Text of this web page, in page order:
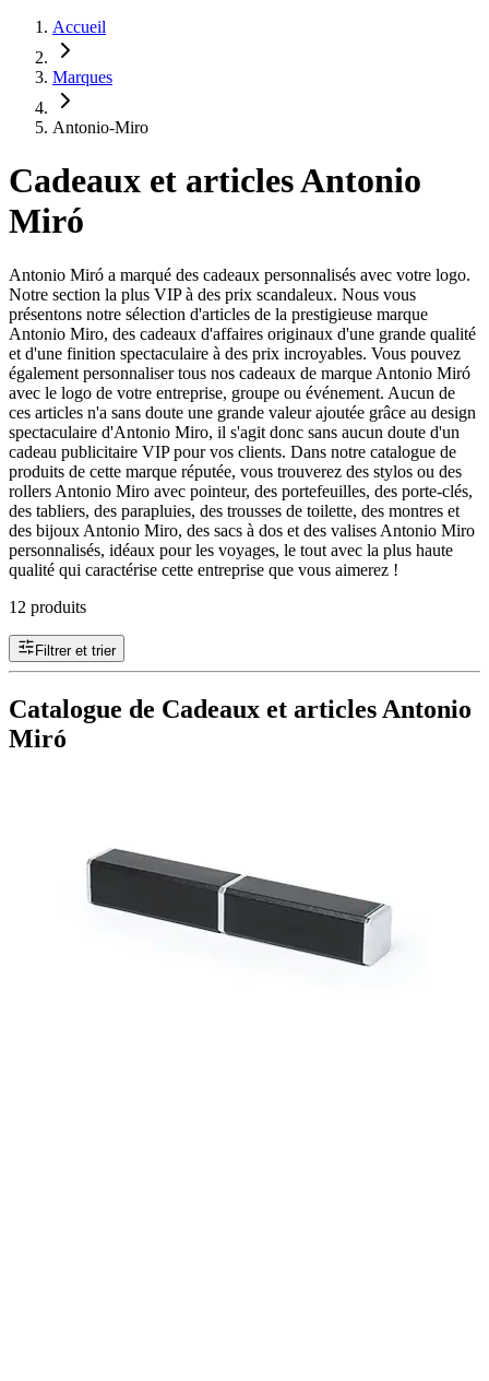
Accueil
Marques
Antonio-Miro
Cadeaux et articles Antonio
Miró
Antonio Miró a marqué des cadeaux personnalisés avec votre logo.
Notre section la plus VIP à des prix scandaleux. Nous vous
présentons notre sélection d'articles de la prestigieuse marque
Antonio Miro, des cadeaux d'affaires originaux d'une grande qualité
et d'une finition spectaculaire à des prix incroyables. Vous pouvez
également personnaliser tous nos cadeaux de marque Antonio Miró
avec le logo de votre entreprise, groupe ou événement. Aucun de
ces articles n'a sans doute une grande valeur ajoutée grâce au design
spectaculaire d'Antonio Miro, il s'agit donc sans aucun doute d'un
cadeau publicitaire VIP pour vos clients. Dans notre catalogue de
produits de cette marque réputée, vous trouverez des stylos ou des
rollers Antonio Miro avec pointeur, des portefeuilles, des porte-clés,
des tabliers, des parapluies, des trousses de toilette, des montres et
des bijoux Antonio Miro, des sacs à dos et des valises Antonio Miro
personnalisés, idéaux pour les voyages, le tout avec la plus haute
qualité qui caractérise cette entreprise que vous aimerez !
12 produits
Filtrer et trier
Catalogue de Cadeaux et articles Antonio
Miró